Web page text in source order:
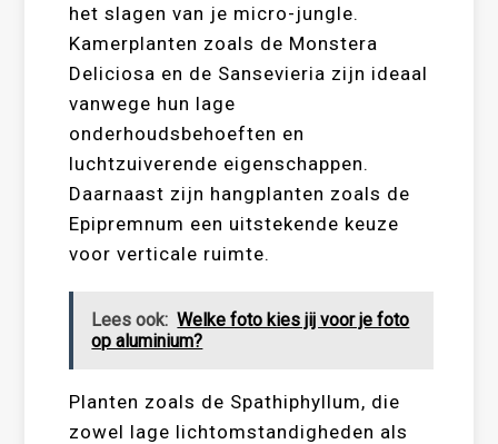
het slagen van je micro-jungle.
Kamerplanten zoals de Monstera
Deliciosa en de Sansevieria zijn ideaal
vanwege hun lage
onderhoudsbehoeften en
luchtzuiverende eigenschappen.
Daarnaast zijn hangplanten zoals de
Epipremnum een uitstekende keuze
voor verticale ruimte.
Lees ook: Welke foto kies jij voor je foto
op aluminium?
Planten zoals de Spathiphyllum, die
zowel lage lichtomstandigheden als